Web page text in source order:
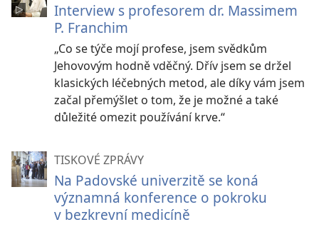
Interview s profesorem dr. Massimem
P. Franchim
„Co se týče mojí profese, jsem svědkům
Jehovovým hodně vděčný. Dřív jsem se držel
klasických léčebných metod, ale díky vám jsem
začal přemýšlet o tom, že je možné a také
důležité omezit používání krve.“
TISKOVÉ ZPRÁVY
Na Padovské univerzitě se koná
významná konference o pokroku
v bezkrevní medicíně